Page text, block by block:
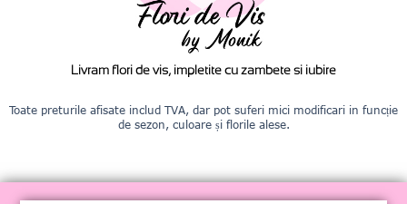
Livram flori de vis, impletite cu zambete si iubire
Toate preturile afisate includ TVA, dar pot suferi mici modificari in funcție
de sezon, culoare și florile alese.